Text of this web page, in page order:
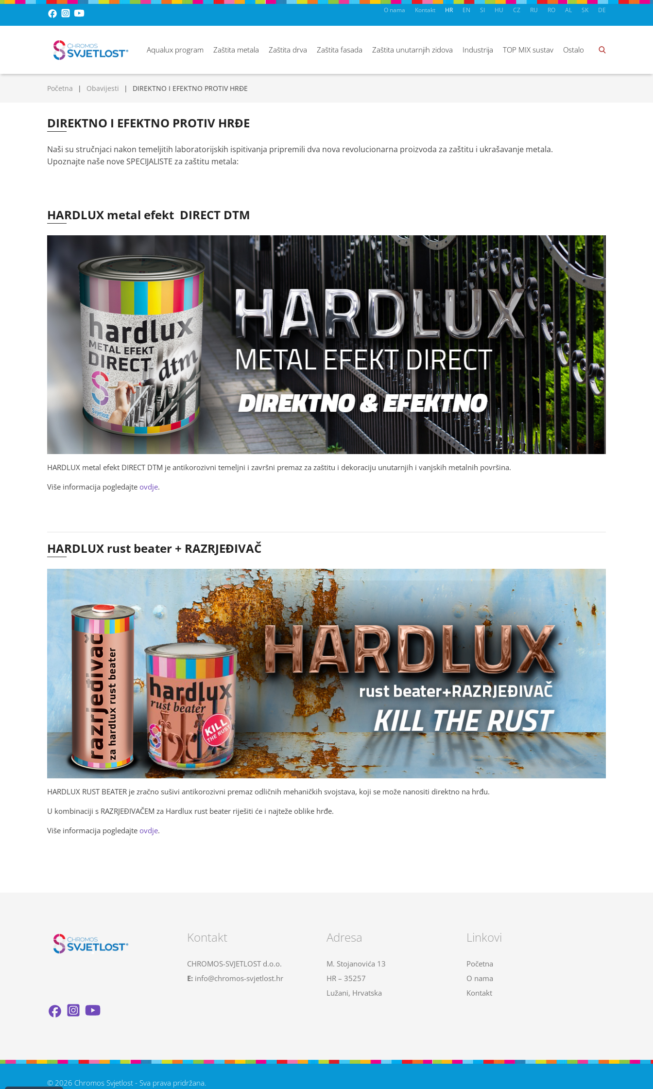
HR EN SI HU CZ RU RO AL SK DE
O nama Kontakt
Aqualux program Zaštita metala Zaštita drva Zaštita fasada Zaštita unutarnjih zidova Industrija TOP MIX sustav Ostalo
Početna Obavijesti DIREKTNO I EFEKTNO PROTIV HRĐE
DIREKTNO I EFEKTNO PROTIV HRĐE
Naši su stručnjaci nakon temeljitih laboratorijskih ispitivanja pripremili dva nova revolucionarna proizvoda za zaštitu i ukrašavanje metala.
Upoznajte naše nove SPECIJALISTE za zaštitu metala:
HARDLUX metal efekt DIRECT DTM
HARDLUX metal efekt DIRECT DTM je antikorozivni temeljni i završni premaz za zaštitu i dekoraciju unutarnjih i vanjskih metalnih površina.
Više informacija pogledajte ovdje.
HARDLUX rust beater + RAZRJEĐIVAČ
HARDLUX RUST BEATER je zračno sušivi antikorozivni premaz odličnih mehaničkih svojstava, koji se može nanositi direktno na hrđu.
U kombinaciji s RAZRJEĐIVAČEM za Hardlux rust beater riješiti će i najteže oblike hrđe.
Više informacija pogledajte ovdje.
Kontakt
CHROMOS-SVJETLOST d.o.o.
E: info@chromos-svjetlost.hr
Adresa
M. Stojanovića 13
HR – 35257
Lužani, Hrvatska
Linkovi
Početna
O nama
Kontakt
© 2026 Chromos Svjetlost - Sva prava pridržana.